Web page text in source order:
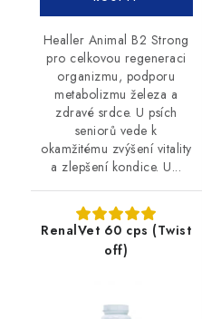
Healler Animal B2 Strong
pro celkovou regeneraci
organizmu, podporu
metabolizmu železa a
zdravé srdce. U psích
seniorů vede k
okamžitému zvýšení vitality
a zlepšení kondice. U...
RenalVet 60 cps (Twist
off)